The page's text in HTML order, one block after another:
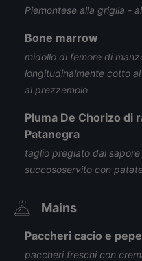
Piemontese alla griglia -
Bone marrow
midollo di femore di
longitudinalmente cotto
al prezzemolo
Pluma De Chorizo di
Patanegra
taglio pregiato dal
succososervito con
Mains
Paccheri cacio e pepe
paccheri freschi con